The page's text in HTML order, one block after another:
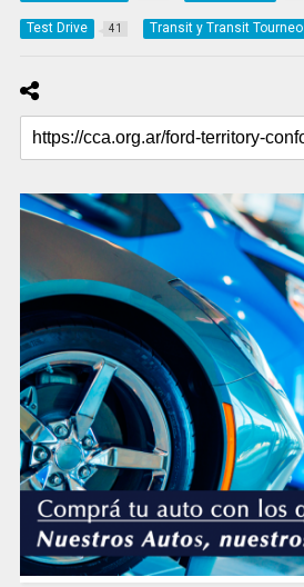
Test Drive 41 Transit y Transit Tourneo